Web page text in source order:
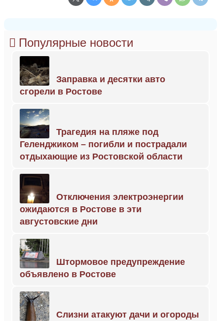
Популярные новости
Заправка и десятки авто
сгорели в Ростове
Трагедия на пляже под
Геленджиком – погибли и пострадали
отдыхающие из Ростовской области
Отключения электроэнергии
ожидаются в Ростове в эти
августовские дни
Штормовое предупреждение
объявлено в Ростове
Слизни атакуют дачи и огороды